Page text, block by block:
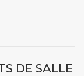
DE SALLE